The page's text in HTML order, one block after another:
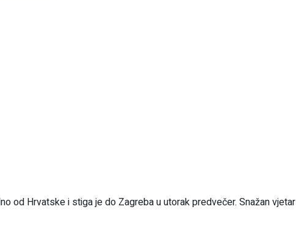
od Hrvatske i stiga je do Zagreba u utorak predvečer. Snažan vjetar